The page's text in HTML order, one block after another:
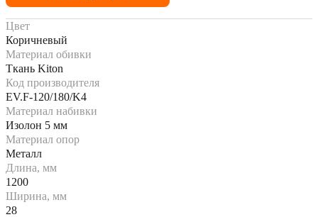
Цвет
Коричневый
Материал обивки
Ткань Kiton
Код производителя
EV.F-120/180/K4
Материал набивки
Изолон 5 мм
Материал опор
Металл
Длина, мм
1200
Ширина, мм
28